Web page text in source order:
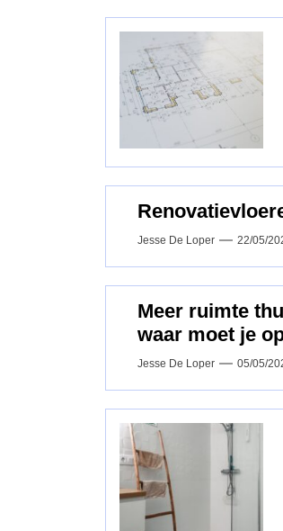
Jesse De Loper 22/05/
Meer ruimte
waar moet je
Jesse De Loper 05/05/